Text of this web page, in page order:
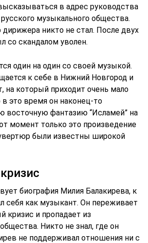
в адрес руководства
музыкального общества.
никто не стал. После двух
со скандалом уволен.
один на один со своей музыкой.
к себе в Нижний Новгород и
на который приходит очень мало
в это время он наконец-то
восточную фантазию “Исламей” на
момент только это произведение
были известны широкой
биография Милия Балакирева, к
себя как музыкант. Он переживает
кризис и пропадает из
Никто не знал, где он
не поддерживал отношения ни с